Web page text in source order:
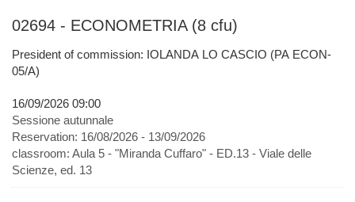
02694 - ECONOMETRIA (8 cfu)
President of commission: IOLANDA LO CASCIO (PA ECON-
05/A)
16/09/2026 09:00
Sessione autunnale
Reservation: 16/08/2026 - 13/09/2026
classroom: Aula 5 - "Miranda Cuffaro" - ED.13 - Viale delle
Scienze, ed. 13